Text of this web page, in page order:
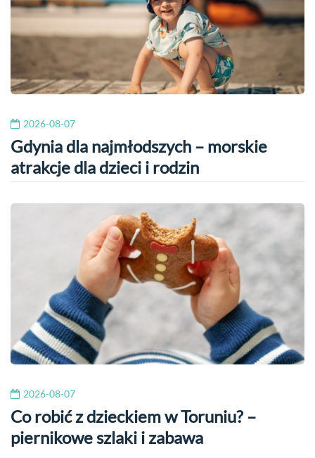
2026-08-07
Gdynia dla najmłodszych – morskie
atrakcje dla dzieci i rodzin
2026-08-07
Co robić z dzieckiem w Toruniu? –
piernikowe szlaki i zabawa